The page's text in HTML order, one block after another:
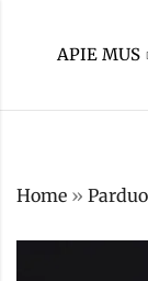
APIE MUS
Home »